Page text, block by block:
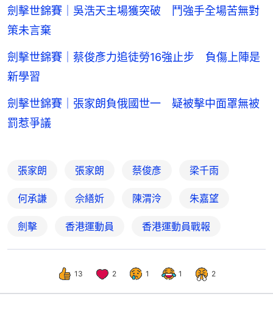
劍擊世錦賽｜吳浩天主場獲突破 鬥強手全場苦無對
策未言棄
劍擊世錦賽｜蔡俊彥力追徒勞16強止步 負傷上陣是
新學習
劍擊世錦賽｜張家朗負俄國世一 疑被擊中面罩無被
罰惹爭議
張家朗 張家朗 蔡俊彥 梁千雨
何承謙 佘繕妡 陳渭泠 朱嘉望
劍擊 香港運動員 香港運動員戰報
13 2 1 1 2